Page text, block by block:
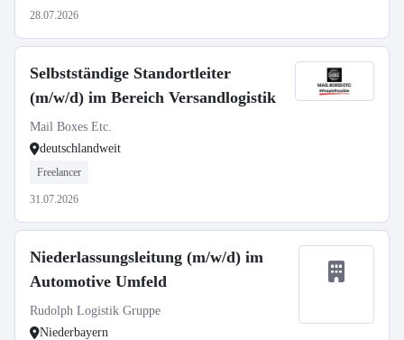
28.07.2026
Selbstständige Standortleiter
(m/w/d) im Bereich Versandlogistik
Mail Boxes Etc.
deutschlandweit
Freelancer
31.07.2026
Niederlassungsleitung (m/w/d) im
Automotive Umfeld
Rudolph Logistik Gruppe
Niederbayern